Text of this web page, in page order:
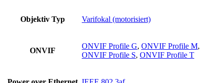
Objektiv Typ Varifokal (motorisiert)
ONVIF
ONVIF Profile G, ONVIF Profile M,
ONVIF Profile S, ONVIF Profile T